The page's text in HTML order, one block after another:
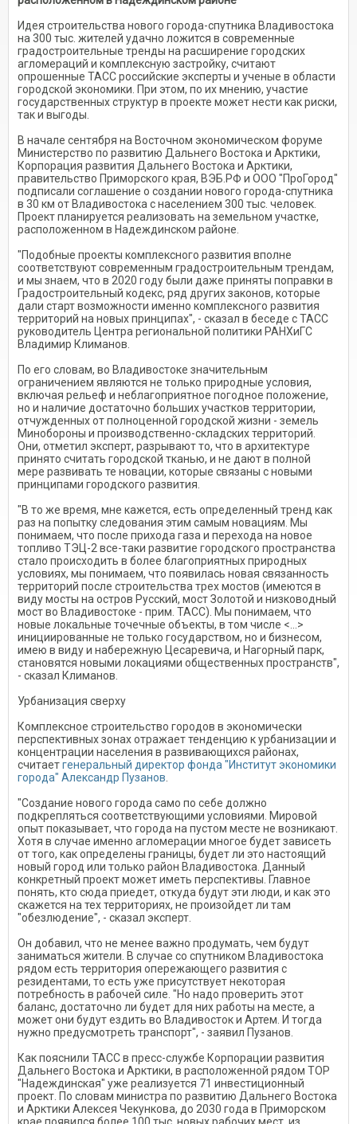
Идея строительства нового города-спутника Владивостока
на 300 тыс. жителей удачно ложится в современные
градостроительные тренды на расширение городских
агломераций и комплексную застройку, считают
опрошенные ТАСС российские эксперты и ученые в области
городской экономики. При этом, по их мнению, участие
государственных структур в проекте может нести как риски,
так и выгоды.
В начале сентября на Восточном экономическом форуме
Министерство по развитию Дальнего Востока и Арктики,
Корпорация развития Дальнего Востока и Арктики,
правительство Приморского края, ВЭБ.РФ и ООО "ПроГород"
подписали соглашение о создании нового города-спутника
в 30 км от Владивостока с населением 300 тыс. человек.
Проект планируется реализовать на земельном участке,
расположенном в Надеждинском районе.
"Подобные проекты комплексного развития вполне
соответствуют современным градостроительным трендам,
и мы знаем, что в 2020 году были даже приняты поправки в
Градостроительный кодекс, ряд других законов, которые
дали старт возможности именно комплексного развития
территорий на новых принципах", - сказал в беседе с ТАСС
руководитель Центра региональной политики РАНХиГС
Владимир Климанов.
По его словам, во Владивостоке значительным
ограничением являются не только природные условия,
включая рельеф и неблагоприятное погодное положение,
но и наличие достаточно больших участков территории,
отчужденных от полноценной городской жизни - земель
Минобороны и производственно-складских территорий.
Они, отметил эксперт, разрывают то, что в архитектуре
принято считать городской тканью, и не дают в полной
мере развивать те новации, которые связаны с новыми
принципами городского развития.
"В то же время, мне кажется, есть определенный тренд как
раз на попытку следования этим самым новациям. Мы
понимаем, что после прихода газа и перехода на новое
топливо ТЭЦ-2 все-таки развитие городского пространства
стало происходить в более благоприятных природных
условиях, мы понимаем, что появилась новая связанность
территорий после строительства трех мостов (имеются в
виду мосты на остров Русский, мост Золотой и низководный
мост во Владивостоке - прим. ТАСС). Мы понимаем, что
новые локальные точечные объекты, в том числе <...>
инициированные не только государством, но и бизнесом,
имею в виду и набережную Цесаревича, и Нагорный парк,
становятся новыми локациями общественных пространств",
- сказал Климанов.
Урбанизация сверху
Комплексное строительство городов в экономически
перспективных зонах отражает тенденцию к урбанизации и
концентрации населения в развивающихся районах,
считаетгенеральный директор фонда "Институт экономики
города" Александр Пузанов
"Создание нового города само по себе должно
подкрепляться соответствующими условиями. Мировой
опыт показывает, что города на пустом месте не возникают.
Хотя в случае именно агломерации многое будет зависеть
от того, как определены границы, будет ли это настоящий
новый город или только район Владивостока. Данный
конкретный проект может иметь перспективы. Главное
понять, кто сюда приедет, откуда будут эти люди, и как это
скажется на тех территориях, не произойдет ли там
"обезлюдение", - сказал эксперт.
Он добавил, что не менее важно продумать, чем будут
заниматься жители. В случае со спутником Владивостока
рядом есть территория опережающего развития с
резидентами, то есть уже присутствует некоторая
потребность в рабочей силе. "Но надо проверить этот
баланс, достаточно ли будет для них работы на месте, а
может они будут ездить во Владивосток и Артем. И тогда
нужно предусмотреть транспорт", - заявил Пузанов.
Как пояснили ТАСС в пресс-службе Корпорации развития
Дальнего Востока и Арктики, в расположенной рядом ТОР
"Надеждинская" уже реализуется 71 инвестиционный
проект. По словам министра по развитию Дальнего Востока
и Арктики Алексея Чекункова, до 2030 года в Приморском